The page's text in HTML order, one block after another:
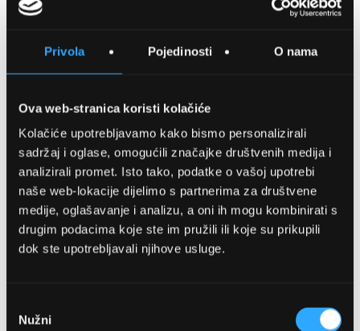
Privola Pojedinosti O nama
Ova web-stranica koristi kolačiće
Kolačiće upotrebljavamo kako bismo personalizirali
sadržaj i oglase, omogućili značajke društvenih medija i
analizirali promet. Isto tako, podatke o vašoj upotrebi
naše web-lokacije dijelimo s partnerima za društvene
medije, oglašavanje i analizu, a oni ih mogu kombinirati s
drugim podacima koje ste im pružili ili koje su prikupili
dok ste upotrebljavali njihove usluge.
pristanka
Nužni
SPREMITE NA LISTU ŽELJA
USPOREDITE
Detalji